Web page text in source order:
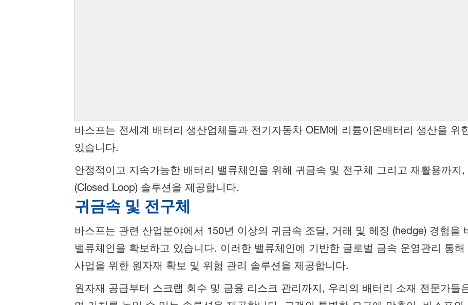
바스프는 전세계 배터리 생산업체들과 전기자동차 OEM에 리튬이온배터리 생산을 위
있습니다.
안정적이고 지속가능한 배터리 밸류체인을 위해 귀금속 및 전구체 그리고 재활용까지
(Closed Loop) 솔루션을 제공합니다.
귀금속 및 전구체
바스프는 관련 산업분야에서 150년 이상의 귀금속 조달, 거래 및 헤징 (hedge) 경험을
밸류체인을 확보하고 있습니다. 이러한 밸류체인에 기반한 글로벌 금속 운영관리 통
사업을 위한 원자재 확보 및 위험 관리 솔루션을 제공합니다.
원자재 공급부터 스크랩 회수 및 금융 리스크 관리까지, 우리의 배터리 소재 전문가들